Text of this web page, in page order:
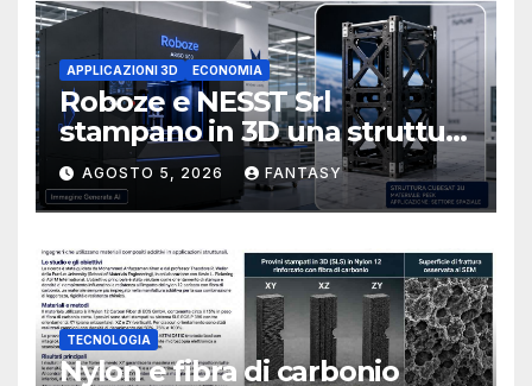
APPLICAZIONI 3D ECONOMIA
Roboze e NESST Srl
stampano in 3D una struttura
CubeSat 3U in Carbon PEEK
AGOSTO 5, 2026 FANTASY
TECNOLOGIA
Nylon e fibra di carbonio